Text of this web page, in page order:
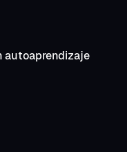
autoaprendizaje